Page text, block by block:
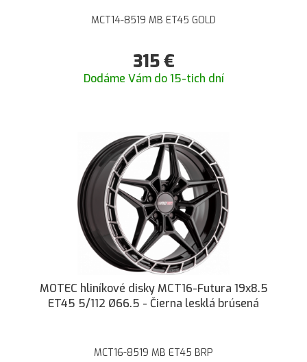
MCT14-8519 MB ET45 GOLD
315€
Dodáme Vám do 15-tich dní
MOTEC hliníkové disky MCT16-Futura 19x8.5
ET45 5/112 Ø66.5 - Čierna lesklá brúsená
MCT16-8519 MB ET45 BRP